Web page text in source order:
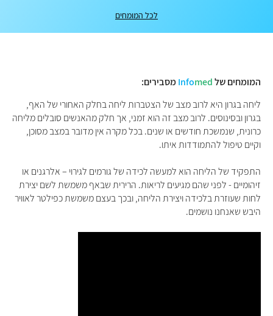
לכל המומחים
המומחים של Infomed
מסבירים:
ליחה בגרון היא לרוב מצב של הצטברות ליחה בחלק האחורי של האף,
בגרון ובסינוסים. לרוב מצב זה הוא זמני, אך חלק מהאנשים סובלים מליחה
כרונית, שנמשכת חודשים או שנים. בכל מקרה אין מדובר במצב מסוכן,
וקיים טיפול להתמודדות איתו.
התפקיד של הליחה הוא למעשה לכידה של גורמים לגירוי – אלרגנים או
זיהומיים - לפני שהם מגיעים לריאות. הרירית שבאף משמשת לשם יצירת
לחות שעוזרת בלכידה ויצירת הליחה, ובכך בעצם משמשת כפילטר לאוויר
היבש שאנחנו נושמים.